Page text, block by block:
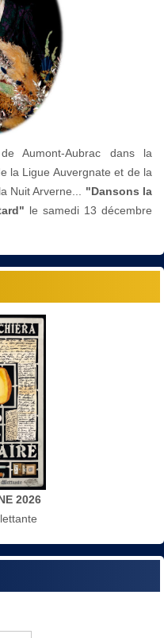
Aumont-Aubrac dans la
la Ligue Auvergnate et de la
Nuit Arverne... "Dansons la
le samedi 13 décembre
2026